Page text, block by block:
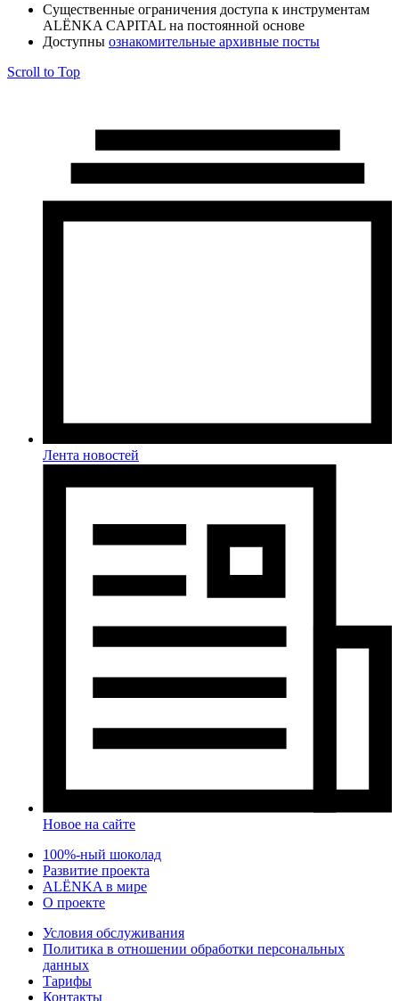
Cущественные ограничения доступа к инструментам
ALЁNKA CAPITAL на постоянной основе
Доступны ознакомительные архивные посты
Scroll to Top
Лента новостей
Новое на сайте
100%-ный шоколад
Развитие проекта
ALЁNKA в мире
О проекте
Условия обслуживания
Политика в отношении обработки персональных
данных
Тарифы
Контакты